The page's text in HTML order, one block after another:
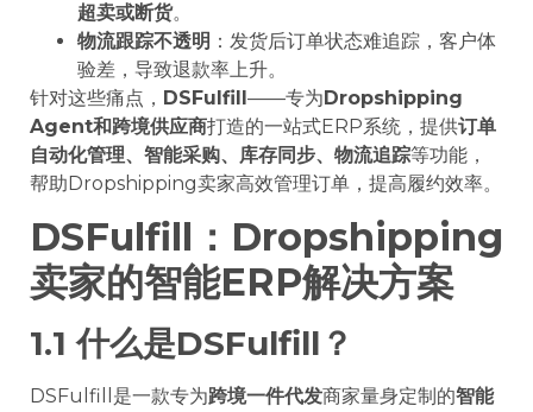
超卖或断货。
物流跟踪不透明 ：发货后订单状态难追踪，客户体
验差，导致退款率上升。
针对这些痛点， DSFulfill——专为Dropshipping
Agent和跨境供应商打造的一站式ERP系统，提供订单
自动化管理、智能采购、库存同步、物流追踪等功能，
帮助Dropshipping卖家高效管理订单，提高履约效率。
DSFulfill：Dropshipping
卖家的智能ERP解决方案
1.1 什么是DSFulfill？
DSFulfill是一款专为跨境一件代发商家量身定制的智能